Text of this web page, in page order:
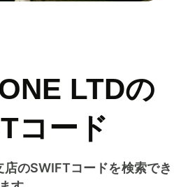
LTDの
コード
のSWIFTコードを検索でき